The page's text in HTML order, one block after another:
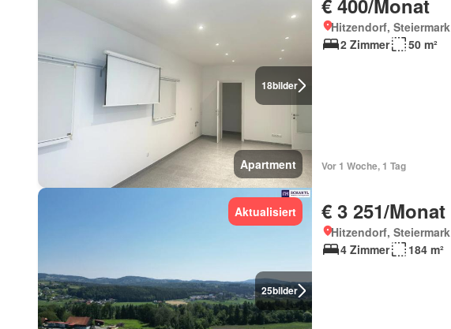
18bilder
Apartment
€ 400/Monat
Hitzendorf, Steiermark
2 Zimmer
50 m²
Vor 1 Woche, 1 Tag
25bilder
Aktualisiert € 3 251/Monat
Hitzendorf, Steiermark
4 Zimmer
184 m²